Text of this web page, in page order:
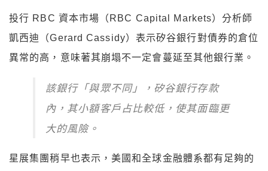
投行 RBC 資本市場（RBC Capital Markets）分析師
凱西迪（Gerard Cassidy）表示矽谷銀行對債券的倉位
異常的高，意味著其崩塌不一定會蔓延至其他銀行業。
該銀行「與眾不同」，矽谷銀行存款
內，其小額客戶占比較低，使其面臨更
大的風險。
星展集團稍早也表示，美國和全球金融體系都有足夠的